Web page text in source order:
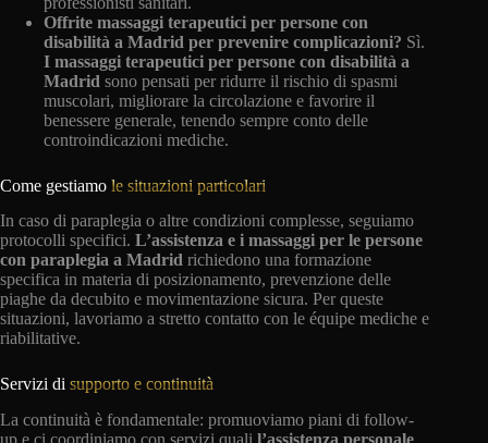
Offrite massaggi terapeutici per persone con
disabilità a Madrid per prevenire complicazioni? Sì.
I massaggi terapeutici per persone con disabilità a
Madrid sono pensati per ridurre il rischio di spasmi
muscolari, migliorare la circolazione e favorire il
benessere generale, tenendo sempre conto delle
controindicazioni mediche.
Come gestiamo le situazioni particolari
In caso di paraplegia o altre condizioni complesse, seguiamo
protocolli specifici. L’assistenza e i massaggi per le persone
con paraplegia a Madrid richiedono una formazione
specifica in materia di posizionamento, prevenzione delle
piaghe da decubito e movimentazione sicura. Per queste
situazioni, lavoriamo a stretto contatto con le équipe mediche e
riabilitative.
Servizi di supporto e continuità
La continuità è fondamentale: promuoviamo piani di follow-